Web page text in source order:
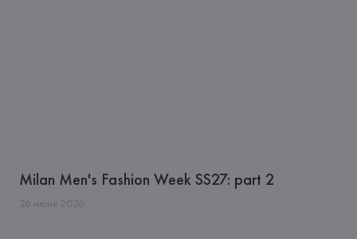
Milan Men's Fashion Week SS27: part 2
26 июня 2026